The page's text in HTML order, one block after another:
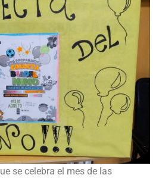
se celebra el mes de las